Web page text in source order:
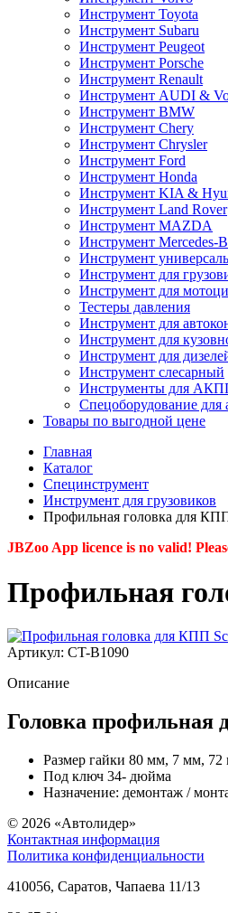
Инструмент Toyota
Инструмент Subaru
Инструмент Peugeot
Инструмент Porsche
Инструмент Renault
Инструмент AUDI &
Инструмент BMW
Инструмент Chery
Инструмент Chrysler
Инструмент Ford
Инструмент Honda
Инструмент KIA &
Инструмент Land Rover
Инструмент MAZDA
Инструмент Mercedes-
Инструмент
Инструмент для
Инструмент для
Тестеры давления
Инструмент для
Инструмент для
Инструмент для
Инструмент слесарный
Инструменты для
Спецоборудование для
Товары по выгодной цене
Главная
Каталог
Специнструмент
Инструмент для грузовиков
Профильная головка для
JBZoo App licence is no valid!
Профильная
Артикул: CT-B1090
Описание
Головка профильная
Размер гайки 80 мм, 7 мм, 72
Под ключ 34- дюйма
Назначение: демонтаж /
© 2026 «Автолидер»
Контактная информация
Политика конфиденциальности
410056, Саратов, Чапаева 11/13